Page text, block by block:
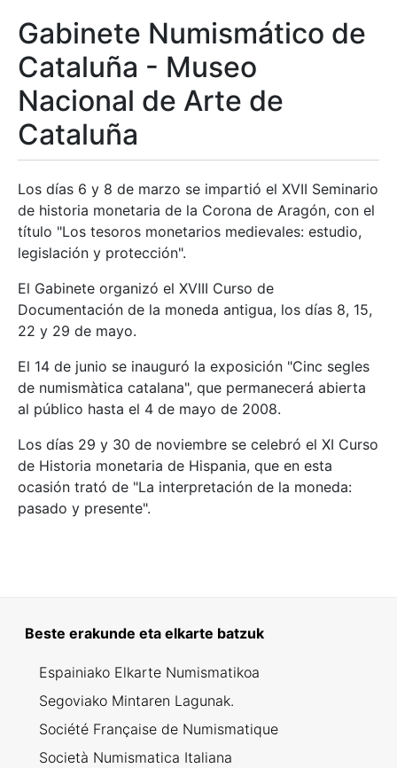
Erakutsi/Ezkutatu
Gabinete Numismático de
Cataluña - Museo
Nacional de Arte de
Cataluña
Los días 6 y 8 de marzo se impartió el XVII Seminario
de historia monetaria de la Corona de Aragón, con el
título "Los tesoros monetarios medievales: estudio,
legislación y protección".
El Gabinete organizó el XVIII Curso de
Documentación de la moneda antigua, los días 8, 15,
22 y 29 de mayo.
El 14 de junio se inauguró la exposición "Cinc segles
de numismàtica catalana", que permanecerá abierta
al público hasta el 4 de mayo de 2008.
Los días 29 y 30 de noviembre se celebró el XI Curso
de Historia monetaria de Hispania, que en esta
ocasión trató de "La interpretación de la moneda:
pasado y presente".
Beste erakunde eta elkarte batzuk
Espainiako Elkarte Numismatikoa
Segoviako Mintaren Lagunak.
Société Française de Numismatique
Società Numismatica Italiana